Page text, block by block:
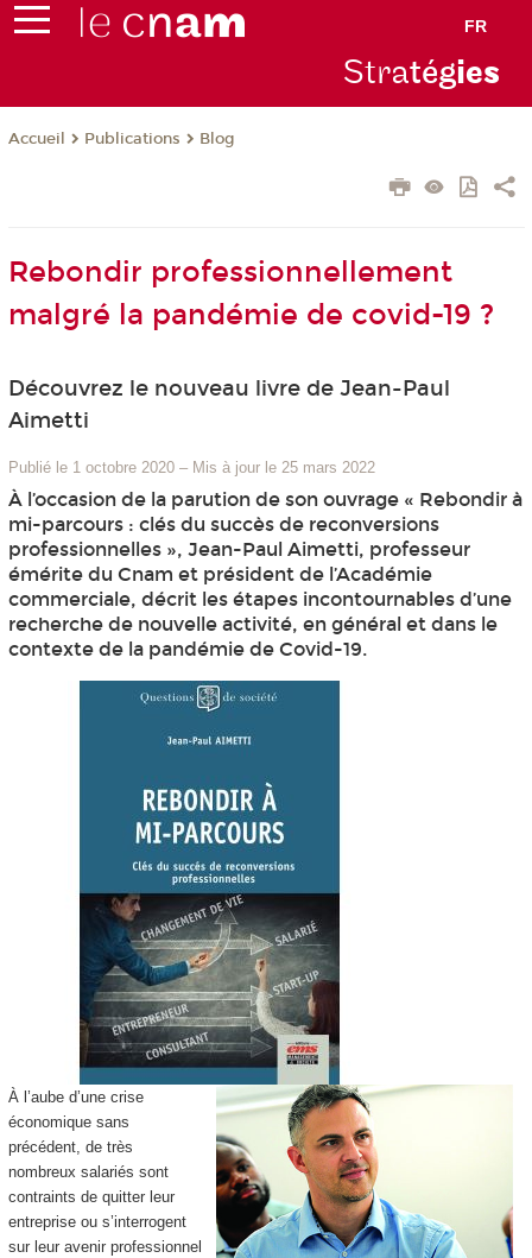
FR
Stratégies
Accueil Publications Blog
Rebondir professionnellement
malgré la pandémie de covid-19 ?
Découvrez le nouveau livre de Jean-Paul
Aimetti
Publié le 1 octobre 2020 – Mis à jour le 25 mars 2022
À l’occasion de la parution de son ouvrage « Rebondir à
mi-parcours : clés du succès de reconversions
professionnelles », Jean-Paul Aimetti, professeur
émérite du Cnam et président de l’Académie
commerciale, décrit les étapes incontournables d’une
recherche de nouvelle activité, en général et dans le
contexte de la pandémie de Covid-19.
À l’aube d’une crise
économique sans
précédent, de très
nombreux salariés sont
contraints de quitter leur
entreprise ou s’interrogent
sur leur avenir professionnel